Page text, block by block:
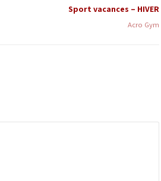
Sport vacances – HIVER
Acro Gym